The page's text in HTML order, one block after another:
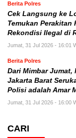
Berita Polres
Cek Langsung ke
Temukan Perakitan
Rekondisi Ilegal di
Jumat, 31 Jul 2026 - 16:01
Berita Polres
Dari Mimbar Jumat,
Jakarta Barat
Polisi adalah Amar
Jumat, 31 Jul 2026 - 16:00
CARI